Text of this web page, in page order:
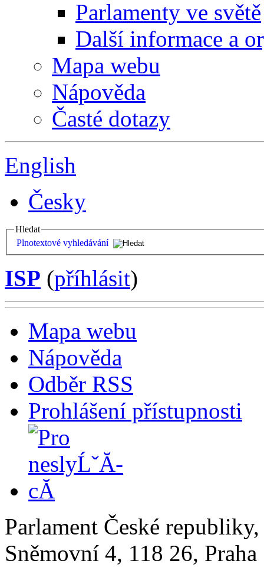
Parlamenty ve světě
Další informace a
Mapa webu
Nápověda
Časté dotazy
English
Česky
Hledat
Plnotextové vyhledávání
ISP (příhlásit)
Mapa webu
Nápověda
Odběr RSS
Prohlášení přístupnosti
Parlament České
Sněmovní 4, 118 26,